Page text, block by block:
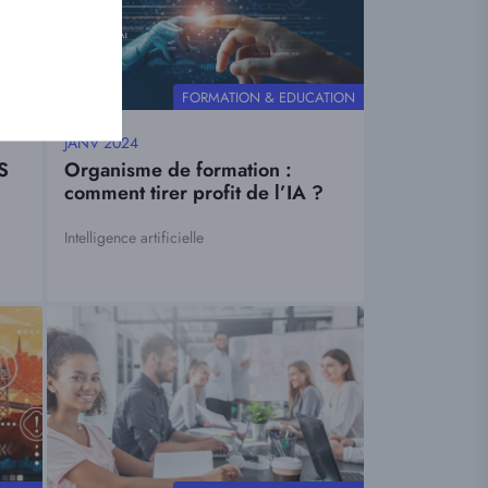
THÉMATIQUE
FORMATION & EDUCATION
Date
mise
à
JANV 2024
Organisme de formation :
comment tirer profit de l’IA ?
Tags
Intelligence artificielle
principal